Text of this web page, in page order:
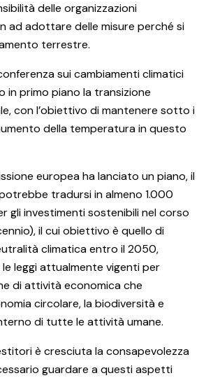
delle organizzazioni
ad adottare delle misure perché si
terrestre.
sui cambiamenti climatici
in primo piano la transizione
con l’obiettivo di mantenere sotto i
della temperatura in questo
europea ha lanciato un piano, il
tradursi in almeno 1.000
gli investimenti sostenibili nel corso
il cui obiettivo è quello di
climatica entro il 2050,
leggi attualmente vigenti per
di attività economica che
circolare, la biodiversità e
di tutte le attività umane.
è cresciuta la consapevolezza
guardare a questi aspetti